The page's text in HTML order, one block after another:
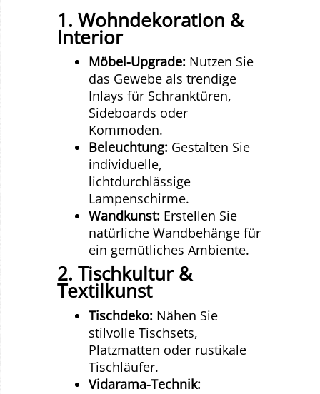
1. Wohndekoration &
Interior
Möbel-Upgrade: Nutzen Sie
das Gewebe als trendige
Inlays für Schranktüren,
Sideboards oder
Kommoden.
Beleuchtung: Gestalten Sie
individuelle,
lichtdurchlässige
Lampenschirme.
Wandkunst: Erstellen Sie
natürliche Wandbehänge für
ein gemütliches Ambiente.
2. Tischkultur &
Textilkunst
Tischdeko: Nähen Sie
stilvolle Tischsets,
Platzmatten oder rustikale
Tischläufer.
Vidarama-Technik: